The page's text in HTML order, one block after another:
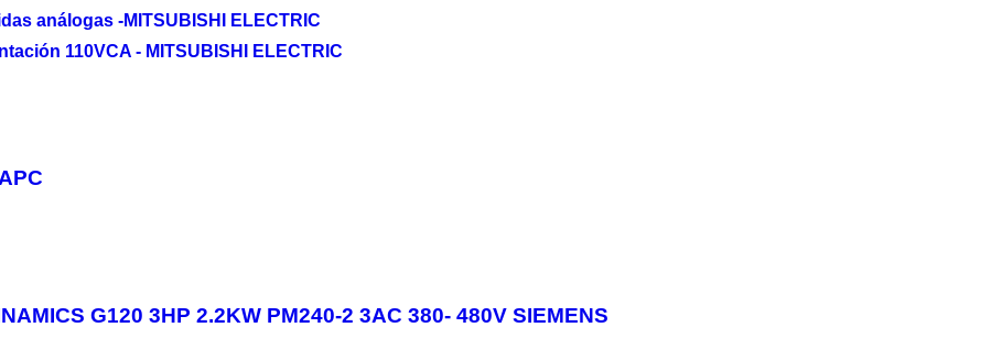
análogas -MITSUBISHI ELECTRIC
110VCA - MITSUBISHI ELECTRIC
G120 3HP 2.2KW PM240-2 3AC 380- 480V SIEMENS